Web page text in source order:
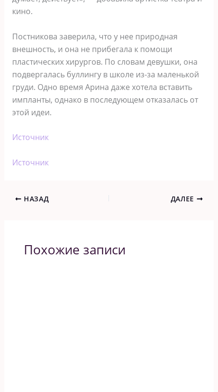
кино.
Постникова заверила, что у нее природная
внешность, и она не прибегала к помощи
пластических хирургов. По словам девушки, она
подвергалась буллингу в школе из-за маленькой
груди. Одно время Арина даже хотела вставить
импланты, однако в последующем отказалась от
этой идеи.
Источник
Источник
НАЗАД ДАЛЕЕ
Похожие записи